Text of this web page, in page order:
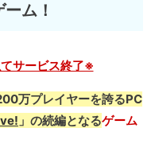
ム！
サービス終了※
万プレイヤーを誇るPC
」の続編となるゲーム